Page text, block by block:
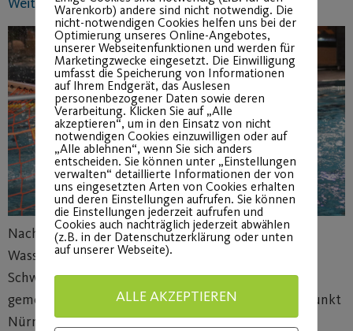
Nach zwei erstaunlich erfolgreichen Jahren im
Wasserballsport, haben der Bayerische
Schwimmverband und der Post SV Nürnberg
gemeinsam die Vereinbarung für den Landesstützpunkt
Nürnberg verlängert.
Warenkorb) andere sind nicht notwendig. Die
nicht-notwendigen Cookies helfen uns bei der
Optimierung unseres Online-Angebotes,
unserer Webseitenfunktionen und werden für
Marketingzwecke eingesetzt. Die Einwilligung
umfasst die Speicherung von Informationen
auf Ihrem Endgerät, das Auslesen
personenbezogener Daten sowie deren
Verarbeitung. Klicken Sie auf „Alle
akzeptieren“, um in den Einsatz von nicht
notwendigen Cookies einzuwilligen oder auf
„Alle ablehnen“, wenn Sie sich anders
entscheiden. Sie können unter „Einstellungen
verwalten“ detaillierte Informationen der von
uns eingesetzten Arten von Cookies erhalten
und deren Einstellungen aufrufen. Sie können
die Einstellungen jederzeit aufrufen und
Cookies auch nachträglich jederzeit abwählen
(z.B. in der Datenschutzerklärung oder unten
auf unserer Webseite).
ALLE AKZEPTIEREN